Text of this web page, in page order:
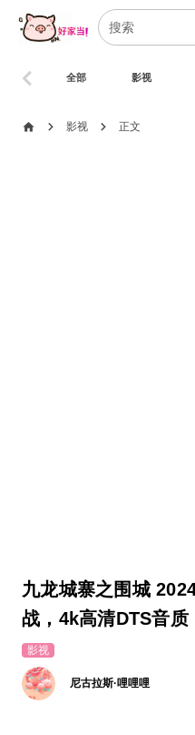
全部 影视
chevron_left
home chevron_right 影视 chevron_right 正文
九龙城寨之围城 2024：黑帮统治的围城之
战，4k高清DTS音质
影视
尼古拉斯·哩哩哩